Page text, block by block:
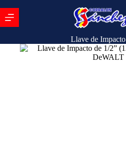
Llave de Impacto